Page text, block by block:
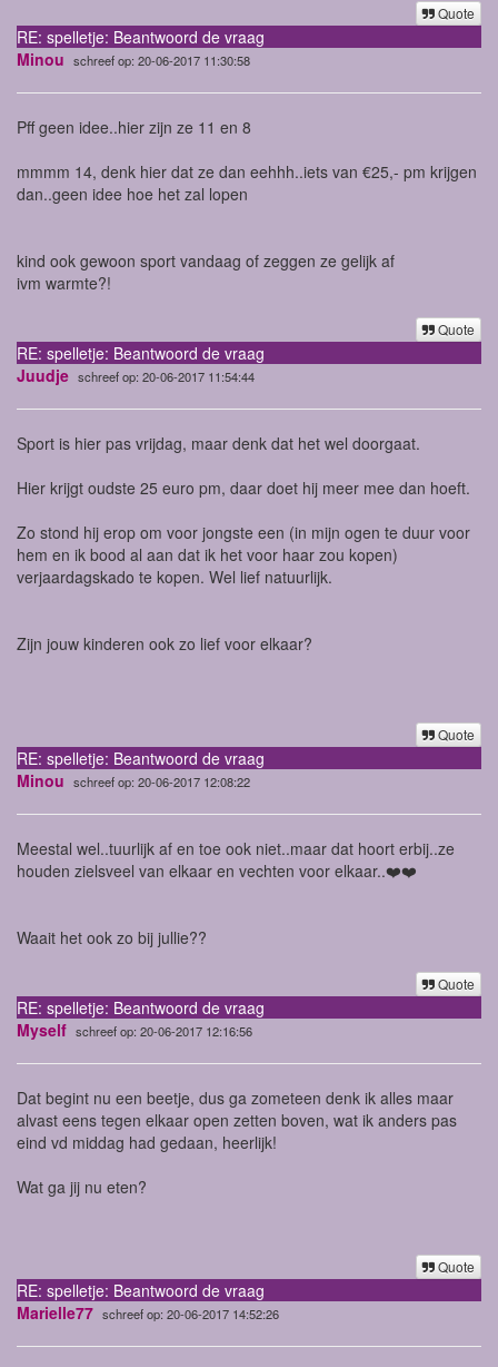
Quote
RE: spelletje: Beantwoord de vraag
Minou schreef op: 20-06-2017 11:30:58
Pff geen idee..hier zijn ze 11 en 8
mmmm 14, denk hier dat ze dan eehhh..iets van €25,- pm krijgen
dan..geen idee hoe het zal lopen
kind ook gewoon sport vandaag of zeggen ze gelijk af
ivm warmte?!
Quote
RE: spelletje: Beantwoord de vraag
Juudje schreef op: 20-06-2017 11:54:44
Sport is hier pas vrijdag, maar denk dat het wel doorgaat.
Hier krijgt oudste 25 euro pm, daar doet hij meer mee dan hoeft.
Zo stond hij erop om voor jongste een (in mijn ogen te duur voor
hem en ik bood al aan dat ik het voor haar zou kopen)
verjaardagskado te kopen. Wel lief natuurlijk.
Zijn jouw kinderen ook zo lief voor elkaar?
Quote
RE: spelletje: Beantwoord de vraag
Minou schreef op: 20-06-2017 12:08:22
Meestal wel..tuurlijk af en toe ook niet..maar dat hoort erbij..ze
houden zielsveel van elkaar en vechten voor elkaar..❤️❤️
Waait het ook zo bij jullie??
Quote
RE: spelletje: Beantwoord de vraag
Myself schreef op: 20-06-2017 12:16:56
Dat begint nu een beetje, dus ga zometeen denk ik alles maar
alvast eens tegen elkaar open zetten boven, wat ik anders pas
eind vd middag had gedaan, heerlijk!
Wat ga jij nu eten?
Quote
RE: spelletje: Beantwoord de vraag
Marielle77 schreef op: 20-06-2017 14:52:26